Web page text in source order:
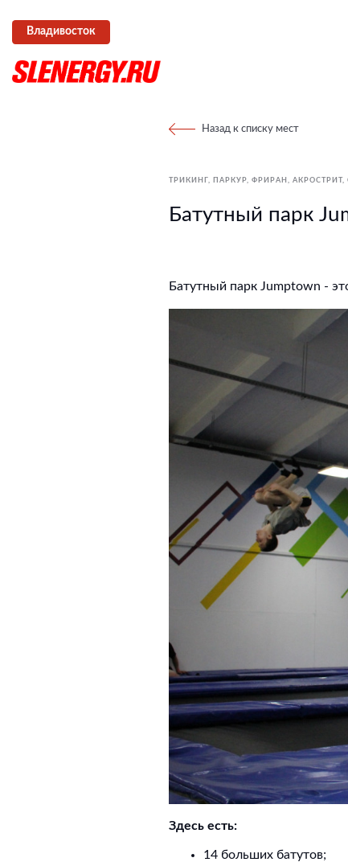
Владивосток
Назад к списку мест
ТРИКИНГ, ПАРКУР, ФРИРАН, АКРОСТРИТ
Батутный парк
Батутный парк Jumptown -
Здесь есть:
14 больших батутов;